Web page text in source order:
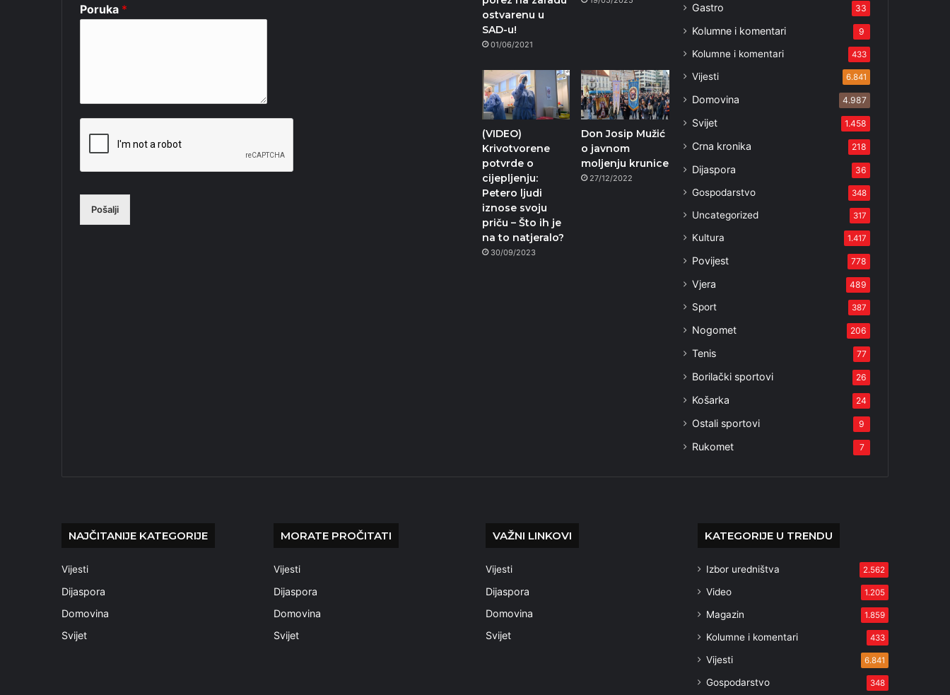
Poruka *
Pošalji
ostvarenu u
SAD-u!
01/06/2021
(VIDEO)
Krivotvorene
potvrde o
cijepljenju:
Petero ljudi
iznose svoju
priču – Što ih je
na to natjeralo?
30/09/2023
Don Josip Mužić
o javnom
moljenju krunice
27/12/2022
Gastro 33
Kolumne i komentari 9
Kolumne i komentari 433
Vijesti 6.841
Domovina 4.987
Svijet 1.458
Crna kronika 218
Dijaspora 36
Gospodarstvo 348
Uncategorized 317
Kultura 1.417
Povijest 778
Vjera 489
Sport 387
Nogomet 206
Tenis 77
Borilački sportovi 26
Košarka 24
Ostali sportovi 9
Rukomet 7
NAJČITANIJE KATEGORIJE
Vijesti
Dijaspora
Domovina
Svijet
MORATE PROČITATI
Vijesti
Dijaspora
Domovina
Svijet
VAŽNI LINKOVI
Vijesti
Dijaspora
Domovina
Svijet
KATEGORIJE U TRENDU
Izbor uredništva 2.562
Video 1.205
Magazin 1.859
Kolumne i komentari 433
Vijesti 6.841
Gospodarstvo 348